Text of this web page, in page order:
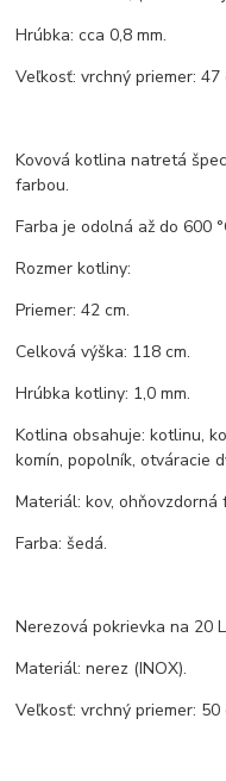
Hrúbka: cca 0,8 mm.
Veľkosť: vrchný priemer: 47
Kovová kotlina natretá
farbou.
Farba je odolná až do 600
Rozmer kotliny:
Priemer: 42 cm.
Celková výška: 118 cm.
Hrúbka kotliny: 1,0 mm.
Kotlina obsahuje: kotlinu,
komín, popolník, otváracie
Materiál: kov, ohňovzdorná
Farba: šedá.
Nerezová pokrievka na 20
Materiál: nerez (INOX).
Veľkosť: vrchný priemer: 50